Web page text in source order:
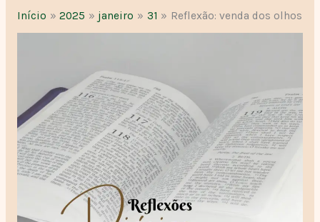
Início 2025 janeiro 31 Reflexão: venda dos olhos